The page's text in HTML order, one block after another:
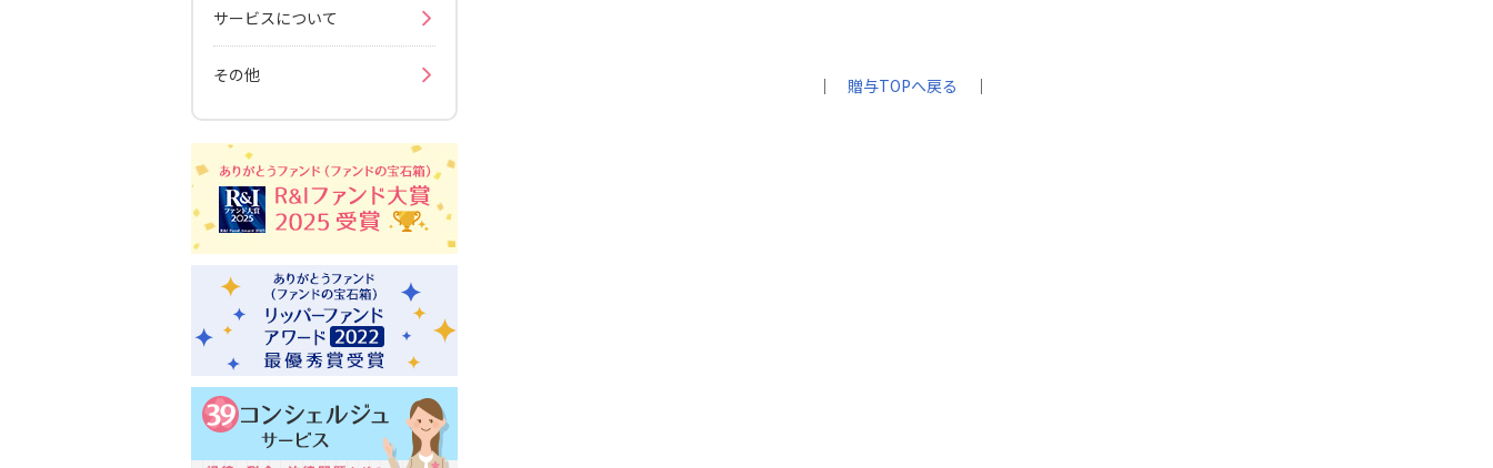
｜ 贈与TOPへ戻る ｜
サービスについて
その他